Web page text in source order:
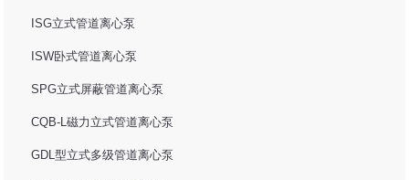
ISG立式管道离心泵
ISW卧式管道离心泵
SPG立式屏蔽管道离心泵
CQB-L磁力立式管道离心泵
GDL型立式多级管道离心泵